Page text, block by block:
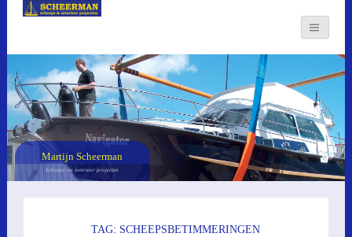
Martijn Scheerman
Scheeps- en interieur projecten
TAG: SCHEEPSBETIMMERINGEN